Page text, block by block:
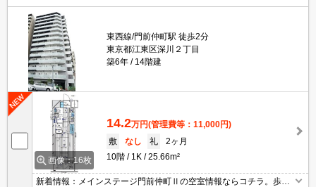
東西線/門前仲町駅 徒歩2分
東京都江東区深川２丁目
築6年
14階建
画像：16枚
14.2万円(管理費等：11,000円)
敷
なし 礼
2ヶ月
10階
1K 25.66m²
新着情報：メインステージ門前仲町Ⅱの空室情報ならコチラ。歩い